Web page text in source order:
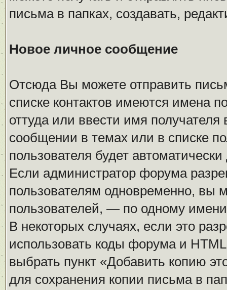
письма в папках, создавать,
Новое личное сообщение
Отсюда Вы можете отправить
списке контактов имеются имена
оттуда или ввести имя
сообщении в темах или в списке
пользователя будет
Если администратор форума
пользователям одновременно, вы
пользователей, — по одному
В некоторых случаях, если это
использовать коды форума и
выбрать пункт «Добавить копию
для сохранения копии письма в